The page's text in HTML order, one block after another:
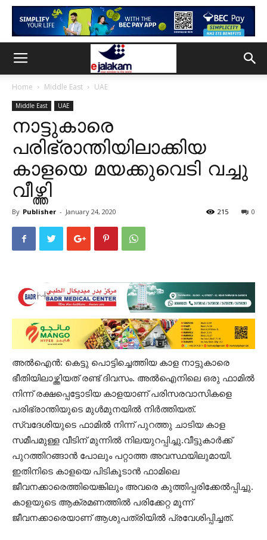
Home Middle East UAE
Middle East UAE
നാട്ടുകാരെ
പരിഭ്രാന്തിയിലാക്കിയ
കാളയെ മയക്കുവെടി വച്ചു
വീഴ്ത്തി
By Publisher - January 24, 2020 0
215
അൽഐൻ: കെട്ടു പൊട്ടിച്ചെത്തിയ കാള നാട്ടുകാരെ
ഭീതിയിലാഴ്ത്തിയത് രണ്ട് ദിവസം. അൽഐനിലെ ഒരു ഫാമിൽ
നിന്ന് രക്ഷപ്പെട്ടോടിയ കാളയാണ് പരിസരവാസികളെ
പരിഭ്രാന്തിയുടെ മുള്‍മുനയിൽ നിർത്തിയത്.
സ്വദേശിയുടെ ഫാമിൽ നിന്ന് പുറത്തു ചാടിയ കാള
സമീപമുള്ള വീടിന് മുന്നിൽ നിലയുറപ്പിച്ചു.വീട്ടുകാർക്ക്
പുറത്തിറങ്ങാൻ പോലും പറ്റാത്ത അവസ്ഥയിലുമായി.
ഇതിനിടെ കാളയെ പിടികൂടാൻ ഫാമിലെ
ജീവനക്കാരെത്തിയെങ്കിലും അവരെ കുത്തിപ്പരിക്കേൽപ്പിച്ചു.
കാളയുടെ ആക്രമണത്തിൽ പരിക്കേറ്റ മൂന്ന്
ജീവനക്കാരെയാണ് ആശുപത്രിയിൽ പ്രവേശിപ്പിച്ചത്.